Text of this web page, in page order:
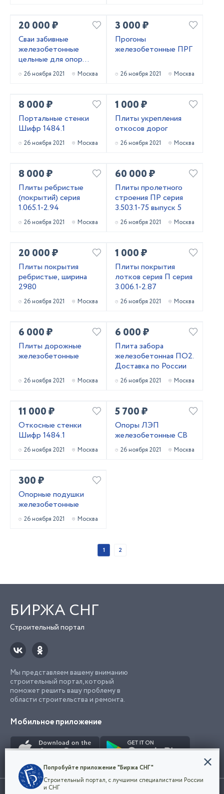
20 000 ₽
Сваи забивные
железобетонные
цельные для опор
мостов
26 ноября 2021 Москва
3 000 ₽
Прогоны
железобетонные ПРГ
26 ноября 2021 Москва
8 000 ₽
Портальные стенки
Шифр 1484.1
26 ноября 2021 Москва
1 000 ₽
Плиты укрепления
откосов дорог
26 ноября 2021 Москва
8 000 ₽
Плиты ребристые
(покрытий) серия
1.065.1-2.94
26 ноября 2021 Москва
60 000 ₽
Плиты пролетного
строения ПР серия
3.503.1-75 выпуск 5
26 ноября 2021 Москва
20 000 ₽
Плиты покрытия
ребристые, ширина
2980
26 ноября 2021 Москва
1 000 ₽
Плиты покрытия
лотков серия П серия
3.006.1-2.87
26 ноября 2021 Москва
6 000 ₽
Плиты дорожные
железобетонные
26 ноября 2021 Москва
6 000 ₽
Плита забора
железобетонная ПО2.
Доставка по России
26 ноября 2021 Москва
11 000 ₽
Откосные стенки
Шифр 1484.1
26 ноября 2021 Москва
5 700 ₽
Опоры ЛЭП
железобетонные СВ
26 ноября 2021 Москва
300 ₽
Опорные подушки
железобетонные
26 ноября 2021 Москва
1 2
БИРЖА СНГ
Строительный портал
Мы представляем вашему вниманию
строительный портал, который
поможет решить вашу проблему в
области строительства и ремонта.
Мобильное приложение
Использование сайта, в том числе подача объявлений, означает
Конфиденциальность
Мы используем файлы cookie, чтобы сделать
наш сайт удобным для каждого
Попробуйте приложение "Биржа СНГ"
Строительный портал, с лучшими специалистами России
и СНГ